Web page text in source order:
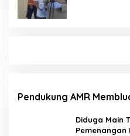
Pendukung AMR
Diduga Main
Pemenangan